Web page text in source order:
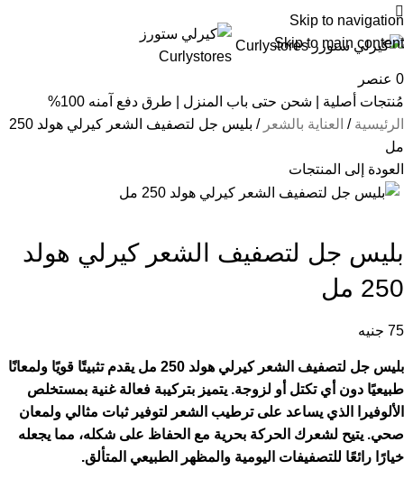
Skip to navigation
Skip to main content
0 عنصر
مُنتجات أصلية | شحن حتى باب المنزل | طرق دفع آمنه 100%
الرئيسية
العناية بالشعر
بليس جل لتصفيف الشعر كيرلي هولد 250
مل
العودة إلى المنتجات
بليس جل لتصفيف الشعر كيرلي هولد
250 مل
75 جنيه
بليس جل لتصفيف الشعر كيرلي هولد 250 مل يقدم تثبيتًا قويًا ولمعانًا
طبيعيًا دون أ يتكتل أو لزوجة. يتميز بتركيبة فعالة غنية بمستخلص
الألوفيرا لذي يساعد علىترطيب الشعر لتوفير ثبات مثالي ولمعان
صحي. يتيح لشعرك الحركة بحرية مع الحفاظ على شكله، مما يجعله
خيارًا رائعًا للتصفيفات اليومية والمظهر الطبيعي المتألق.